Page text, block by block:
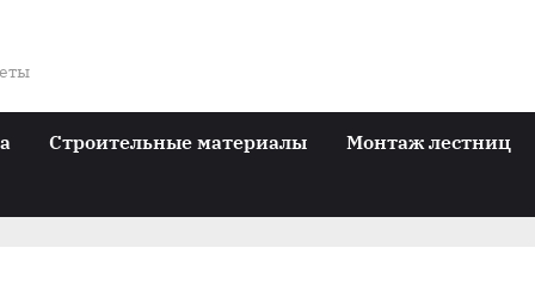
Строительные материалы Монтаж лестниц